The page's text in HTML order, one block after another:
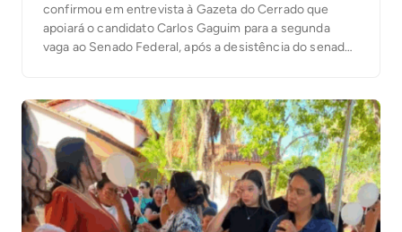
confirmou em entrevista à Gazeta do Cerrado que
apoiará o candidato Carlos Gaguim para a segunda
vaga ao Senado Federal, após a desistência do senador
Eduardo Gomes, […]